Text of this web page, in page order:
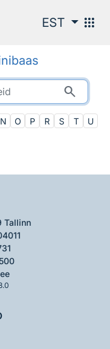
EST apps
search
N O P R S T
U
Tallinn